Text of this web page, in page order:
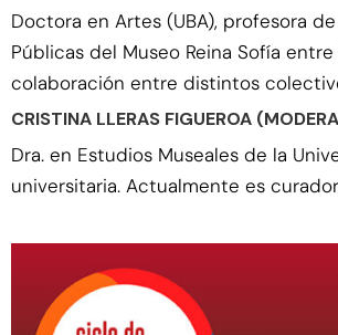
Doctora en Artes (UBA), profesora
Públicas del Museo Reina Sofía
colaboración entre distintos
CRISTINA LLERAS FIGUEROA
Dra. en Estudios Museales de la
universitaria. Actualmente es